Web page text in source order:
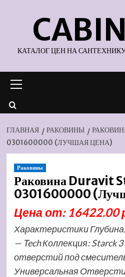
содержимому
КАТАЛОГ ЦЕН НА
меню
ГЛАВНАЯ РАКОВИНЫ
0301600000 (ЛУЧШАЯ ЦЕНА)
Раковины
Раковина Duravit
0301600000
Цена от: 16422.00
Характеристики
— Tech Коллекция: Starck
отверстий под
Универсальная